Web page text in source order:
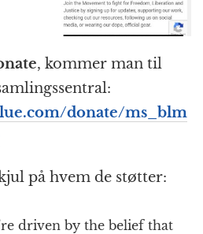
, kommer man til
donate/ms_blm
på hvem de støtter:
driven by the belief that